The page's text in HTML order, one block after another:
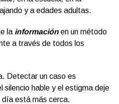
y a edades adultas.
la informaciónen un método
a través de todos los
Detectar un caso es
silencio hable y el estigma deje
día está más cerca.